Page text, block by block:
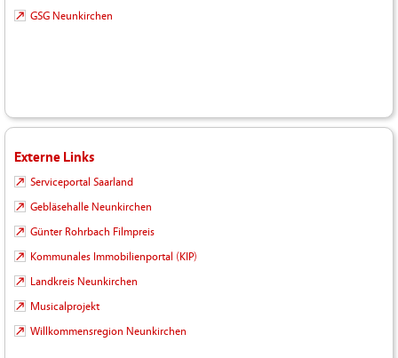
GSG Neunkirchen
Externe Links
Serviceportal Saarland
Gebläsehalle Neunkirchen
Günter Rohrbach Filmpreis
Kommunales Immobilienportal (KIP)
Landkreis Neunkirchen
Musicalprojekt
Willkommensregion Neunkirchen